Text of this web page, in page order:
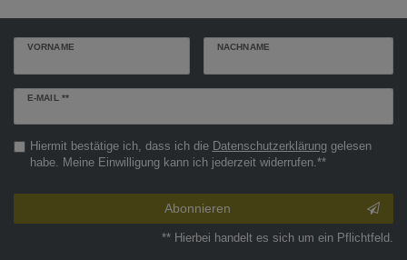
VORNAME NACHNAME
E-MAIL **
Newsletter
Hiermit bestätige ich, dass ich die Daten­schutz­erklärunggelesen
habe. Meine Einwilligung kann ich jederzeit widerrufen.**
Abonnieren
** Hierbei handelt es sich um ein Pflichtfeld.